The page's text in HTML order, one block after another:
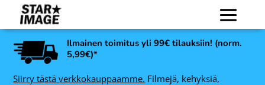
Ilmainen toimitus yli 99€ tilauksiin! (norm.
5,99€)*
Siirry tästä verkkokauppaamme. Filmejä, kehyksiä,